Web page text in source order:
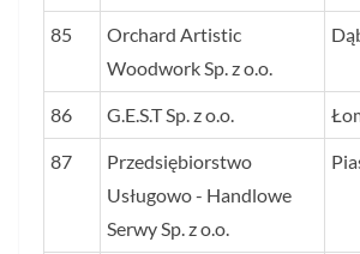
85
Orchard Artistic
Woodwork Sp. z o.o.
86 G.E.S.T Sp. z o.o.
87
Przedsiębiorstwo
Usługowo - Handlowe
Serwy Sp. z o.o.